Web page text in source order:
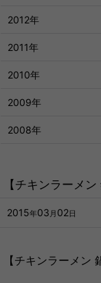
【チキンラーメ
2015年03 月 02日
【チキンラーメン
2012年
2011年
2010年
2009年
2008年